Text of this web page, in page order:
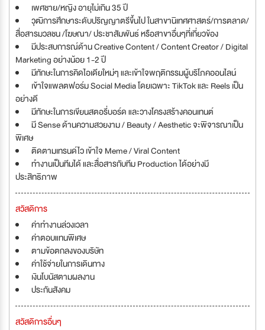
เพศชาย/หญิง อายุไม่เกิน 35 ปี
วุฒิการศึกษาระดับปริญญาตรีขึ้นไป ในสาขานิเทศศาสตร์/การตลาด/
สื่อสารมวลชน /โฆษณา/ ประชาสัมพันธ์ หรือสาขาอื่นๆที่เกี่ยวข้อง
มีประสบการณ์ด้าน Creative Content / Content Creator / Digital
Marketing อย่างน้อย 1-2 ปี
มีทักษะในการคิดไอเดียใหม่ๆ และเข้าใจพฤติกรรมผู้บริโภคออนไลน์
เข้าใจแพลตฟอร์ม Social Media โดยเฉพาะ TikTok และ Reels เป็น
อย่างดี
มีทักษะในการเขียนสตอรี่บอร์ด และวางโครงสร้างคอนเทนต์
มี Sense ด้านความสวยงาม / Beauty / Aesthetic จะพิจารณาเป็น
พิเศษ
ติดตามเทรนด์ไว เข้าใจ Meme / Viral Content
ทำงานเป็นทีมได้ และสื่อสารกับทีม Production ได้อย่างมี
ประสิทธิภาพ
สวัสดิการ
ค่าทำงานล่วงเวลา
ค่าตอบแทนพิเศษ
ตามข้อตกลงของบริษัท
ค่าใช้จ่ายในการเดินทาง
เงินโบนัสตามผลงาน
ประกันสังคม
สวัสดิการอื่นๆ